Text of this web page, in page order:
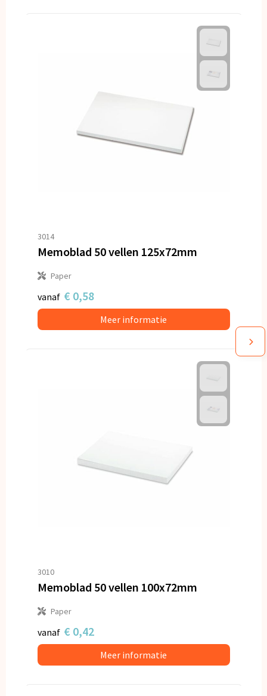
3014
Memoblad 50 vellen 125x72mm
Paper
vanaf € 0,58
Meer informatie
3010
Memoblad 50 vellen 100x72mm
Paper
vanaf € 0,42
Meer informatie